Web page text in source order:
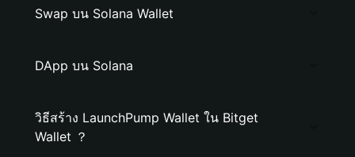
Swap บน Solana Wallet
DApp บน Solana
วิธีสร้าง LaunchPump Wallet ใน Bitget
Wallet ？